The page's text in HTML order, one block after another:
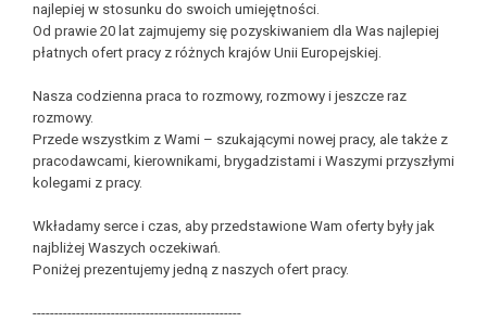
najlepiej w stosunku do swoich umiejętności.
Od prawie 20 lat zajmujemy się pozyskiwaniem dla Was najlepiej
płatnych ofert pracy z różnych krajów Unii Europejskiej.
Nasza codzienna praca to rozmowy, rozmowy i jeszcze raz
rozmowy.
Przede wszystkim z Wami – szukającymi nowej pracy, ale także z
pracodawcami, kierownikami, brygadzistami i Waszymi przyszłymi
kolegami z pracy.
Wkładamy serce i czas, aby przedstawione Wam oferty były jak
najbliżej Waszych oczekiwań.
Poniżej prezentujemy jedną z naszych ofert pracy.
------------------------------------------------